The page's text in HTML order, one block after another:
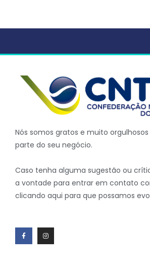
Nós somos gratos e muito
parte do seu negócio.
Caso tenha alguma sugestão ou
a vontade para entrar em contato
clicando aqui para que possamos